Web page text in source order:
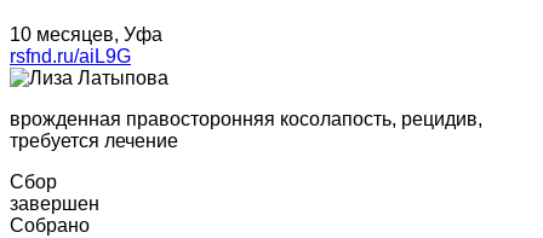
10 месяцев, Уфа
rsfnd.ru/aiL9G
врожденная правосторонняя косолапость, рецидив,
требуется лечение
Сбор
завершен
Собрано